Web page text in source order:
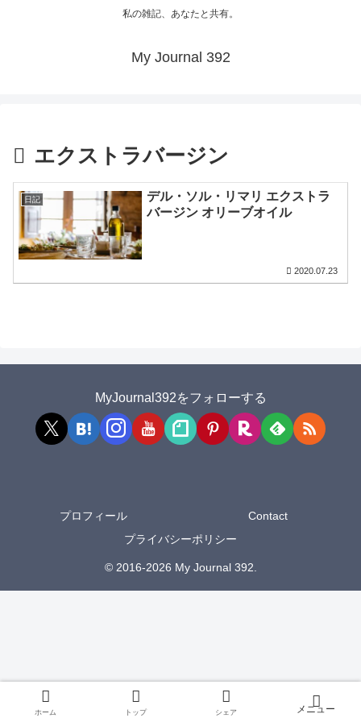
私の雑記、あなたと共有。
My Journal 392
エクストラバージン
日記
デル・ソル・リマリ エクストラ
バージン オリーブオイル
2020.07.23
MyJournal392をフォローする
プロフィール
Contact
プライバシーポリシー
© 2016-2026 My Journal 392.
ホーム トップ シェア